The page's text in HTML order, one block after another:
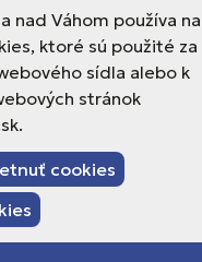
nad Váhom používa na
ktoré sú použité za
sídla alebo k
stránok
cookies